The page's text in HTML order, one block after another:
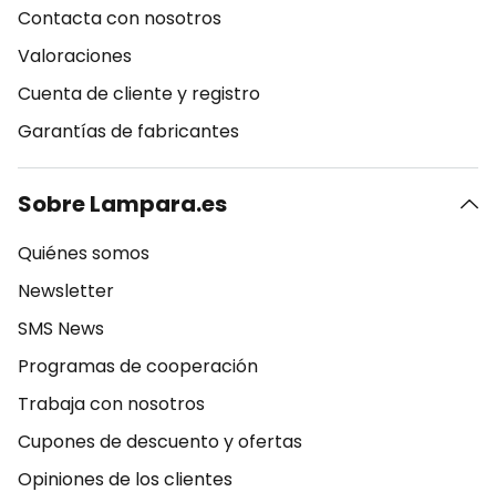
Contacta con nosotros
Valoraciones
Cuenta de cliente y registro
Garantías de fabricantes
Sobre Lampara.es
Quiénes somos
Newsletter
SMS News
Programas de cooperación
Trabaja con nosotros
Cupones de descuento y ofertas
Opiniones de los clientes